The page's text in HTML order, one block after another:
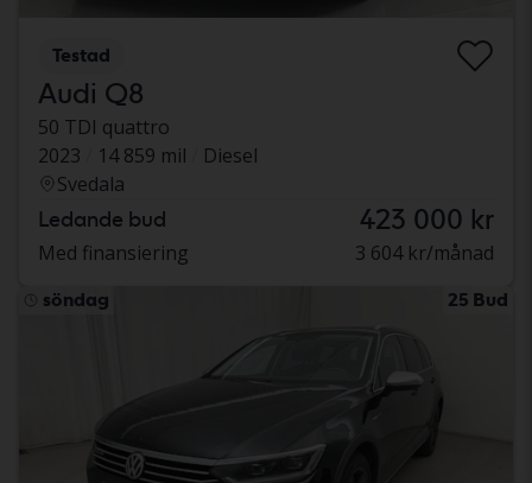
Testad
Audi Q8
50 TDI quattro
2023
14 859 mil
Diesel
Svedala
Ledande bud 423 000 kr
Med finansiering 3 604 kr/månad
söndag 25 Bud